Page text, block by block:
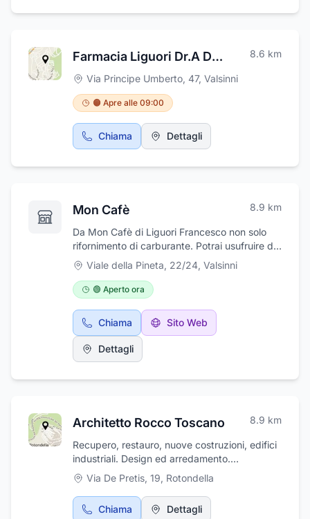
Farmacia Liguori Dr.A D'Agostino Maria Filomena 8.6 km
Via Principe Umberto, 47, Valsinni
🟠 Apre alle 09:00
Chiama Dettagli
Mon Cafè 8.9 km
Da Mon Cafè di Liguori Francesco non solo
rifornimento di carburante. Potrai usufruire di
servizi essenziali quali servizi igienici,
tabacchi, ricariche telefoniche, bar, ristorante
e stuzzicheria. Qualità e cortesia al servizio
del cliente. Da noi potrai prenotare anche per
battesimi, compleanni e cerimonie in genere.
Mon Cafè Liguori Francesco vi aspetta in
Viale della Pineta, 22 - Valsinni MT.
Viale della Pineta, 22/24, Valsinni
🟢 Aperto ora
Chiama Sito Web
Dettagli
Architetto Rocco Toscano 8.9 km
Recupero, restauro, nuove costruzioni, edifici
industriali. Design ed arredamento.
Pianificazione.
Via De Pretis, 19, Rotondella
Chiama Dettagli